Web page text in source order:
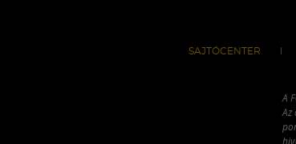
SAJTÓCENTER
A
Az